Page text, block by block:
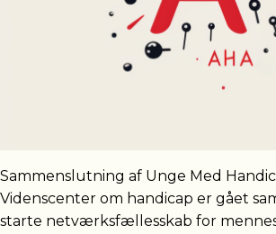
Sammenslutning af Unge Med
Videnscenter om handicap er gået
starte netværksfællesskab for